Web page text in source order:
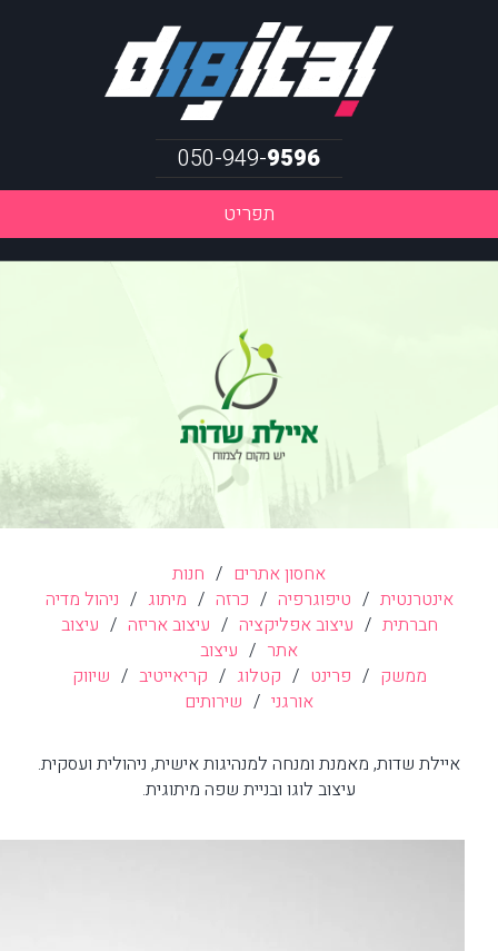
050-949-9596
תפריט
אחסון אתרים / חנות
אינטרנטית / טיפוגרפיה / כרזה / מיתוג / ניהול מדיה
חברתית / עיצוב אפליקציה / עיצוב אריזה / עיצוב
אתר / עיצוב
ממשק / פרינט / קטלוג / קריאייטיב / שיווק
אורגני / שירותים
איילת שדות, מאמנת ומנחה למנהיגות אישית, ניהולית ועסקית.
עיצוב לוגו ובניית שפה מיתוגית.